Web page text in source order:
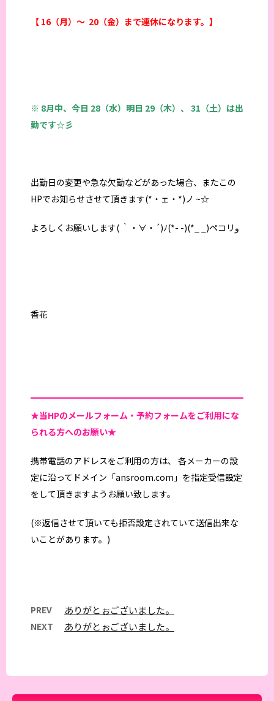
【 16（月）〜 20（金）まで連休になります。】
※ 8月中、今日 28（水）明日 29（木）、 31（土） は出
勤です☆彡
出勤日の変更や急な欠勤などがあった場合、またこの
HPでお知らせさせて頂きます(*・ェ・*)ノ ~☆
よろしくお願いします( ｀・∀・´)ﾉ(*- -)(*_ _)ペコリو
香花
★当HPのメールフォーム・予約フォームをご利用にな
られる方へのお願い★
携帯電話のアドレスをご利用の方は、 各メーカーの設
定に沿ってドメイン「ansroom.com」を指定受信設定
をして頂きますようお願い致します。
(※返信させて頂いても拒否設定されていて送信出来な
いことがあります。)
PREV ありがとぉございました。
NEXT ありがとぉございました。